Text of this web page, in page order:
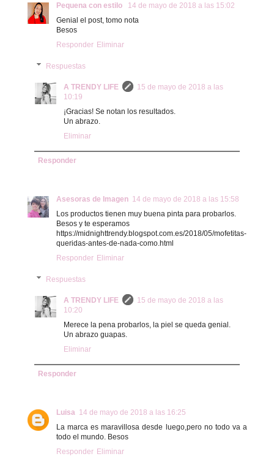
Pequena con estilo
14 de mayo de 2018 a las 15:02
Genial el post, tomo nota
Besos
Responder Eliminar
Respuestas
A TRENDY LIFE
15 de mayo de 2018 a las
10:19
¡Gracias! Se notan los resultados.
Un abrazo.
Eliminar
Responder
Asesoras de Imagen 14 de mayo de 2018 a las 15:58
Los productos tienen muy buena pinta para probarlos.
Besos y te esperamos
https://midnighttrendy.blogspot.com.es/2018/05/mofetitas-
queridas-antes-de-nada-como.html
Responder Eliminar
Respuestas
A TRENDY LIFE
15 de mayo de 2018 a las
10:20
Merece la pena probarlos, la piel se queda genial.
Un abrazo guapas.
Eliminar
Responder
Luisa 14 de mayo de 2018 a las 16:25
La marca es maravillosa desde luego,pero no todo va a
todo el mundo. Besos
Responder Eliminar